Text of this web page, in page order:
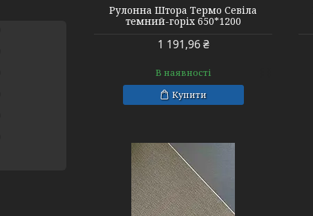
Рулонна Штора Термо Севіла
темний-горіх 650*1200
1 191,96 ₴
В наявності
Купити